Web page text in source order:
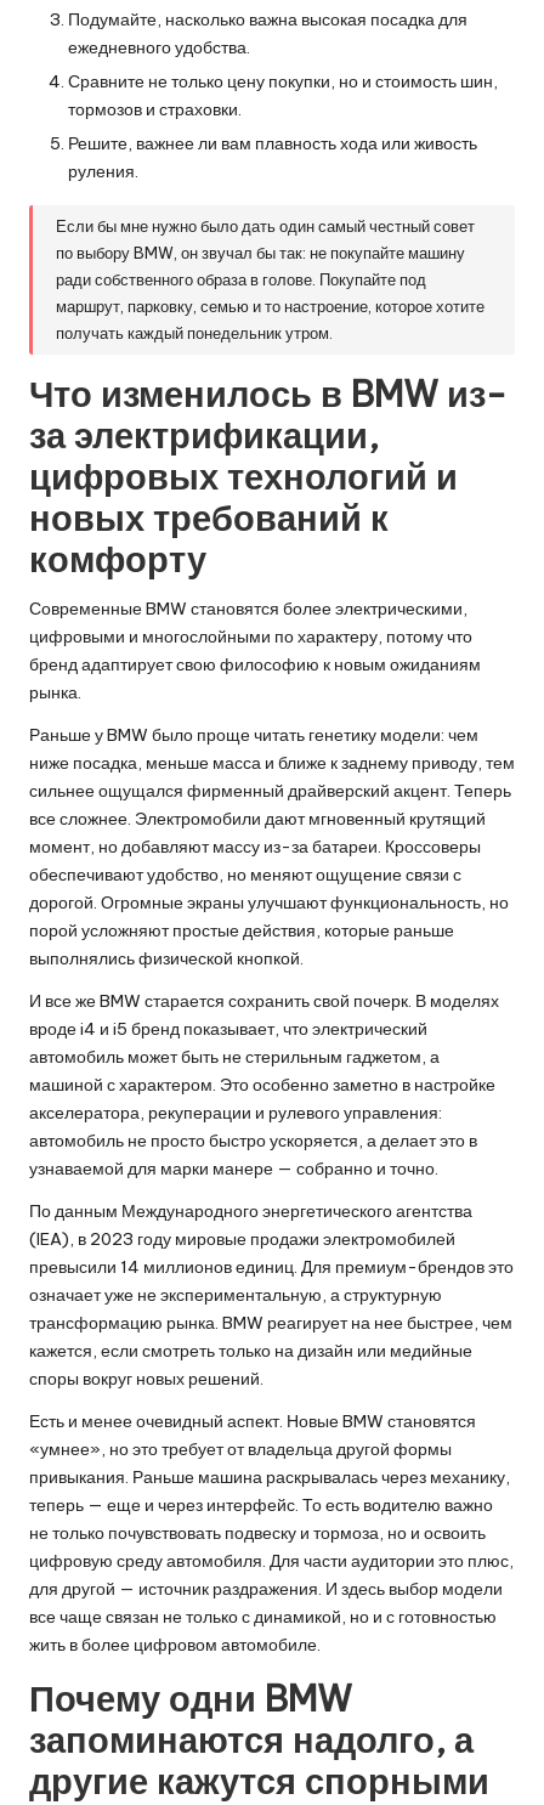
Подумайте, насколько важна высокая посадка для
ежедневного удобства.
Сравните не только цену покупки, но и стоимость шин,
тормозов и страховки.
Решите, важнее ли вам плавность хода или живость
руления.
Если бы мне нужно было дать один самый честный совет
по выбору BMW, он звучал бы так: не покупайте машину
ради собственного образа в голове. Покупайте под
маршрут, парковку, семью и то настроение, которое хотите
получать каждый понедельник утром.
Что изменилось в BMW из-
за электрификации,
цифровых технологий и
новых требований к
комфорту
Современные BMW становятся более электрическими,
цифровыми и многослойными по характеру, потому что
бренд адаптирует свою философию к новым ожиданиям
рынка.
Раньше у BMW было проще читать генетику модели: чем
ниже посадка, меньше масса и ближе к заднему приводу, тем
сильнее ощущался фирменный драйверский акцент. Теперь
все сложнее. Электромобили дают мгновенный крутящий
момент, но добавляют массу из-за батареи. Кроссоверы
обеспечивают удобство, но меняют ощущение связи с
дорогой. Огромные экраны улучшают функциональность, но
порой усложняют простые действия, которые раньше
выполнялись физической кнопкой.
И все же BMW старается сохранить свой почерк. В моделях
вроде i4 и i5 бренд показывает, что электрический
автомобиль может быть не стерильным гаджетом, а
машиной с характером. Это особенно заметно в настройке
акселератора, рекуперации и рулевого управления:
автомобиль не просто быстро ускоряется, а делает это в
узнаваемой для марки манере — собранно и точно.
По данным Международного энергетического агентства
(IEA), в 2023 году мировые продажи электромобилей
превысили 14 миллионов единиц. Для премиум-брендов это
означает уже не экспериментальную, а структурную
трансформацию рынка. BMW реагирует на нее быстрее, чем
кажется, если смотреть только на дизайн или медийные
споры вокруг новых решений.
Есть и менее очевидный аспект. Новые BMW становятся
«умнее», но это требует от владельца другой формы
привыкания. Раньше машина раскрывалась через механику,
теперь — еще и через интерфейс. То есть водителю важно
не только почувствовать подвеску и тормоза, но и освоить
цифровую среду автомобиля. Для части аудитории это плюс,
для другой — источник раздражения. И здесь выбор модели
все чаще связан не только с динамикой, но и с готовностью
жить в более цифровом автомобиле.
Почему одни BMW
запоминаются надолго, а
другие кажутся спорными